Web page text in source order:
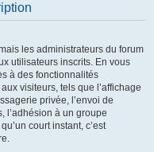
les administrateurs du forum
utilisateurs inscrits. En vous
à des fonctionnalités
visiteurs, tels que l’affichage
privée, l’envoi de
l’adhésion à un groupe
court instant, c’est